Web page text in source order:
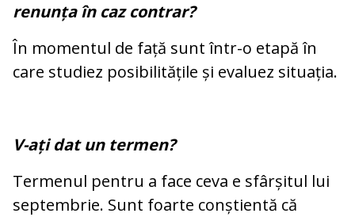
renunța în caz contrar?
În momentul de față sunt într-o etapă în
care studiez posibilitățile și evaluez situația.
V-ați dat un termen?
Termenul pentru a face ceva e sfârșitul lui
septembrie. Sunt foarte conștientă că